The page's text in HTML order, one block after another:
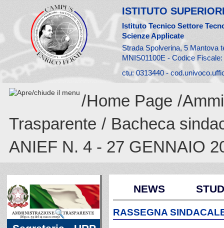
ISTITUTO
Istituto Tecnico Settore
Scienze Applicate
Strada Spolverina, 5 Mantova
MNIS01100E - Codice
ctu: 0313440 -
/Home Page /
Trasparente / Bacheca
ANIEF N. 4 - 27 GENNAIO
NEWS
RASSEGNA